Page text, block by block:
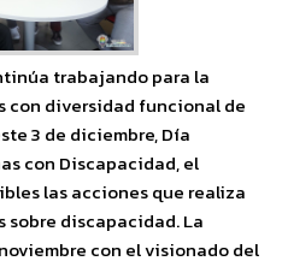
trabajando para la
con diversidad funcional de
3 de diciembre, Día
con Discapacidad, el
las acciones que realiza
sobre discapacidad. La
con el visionado del